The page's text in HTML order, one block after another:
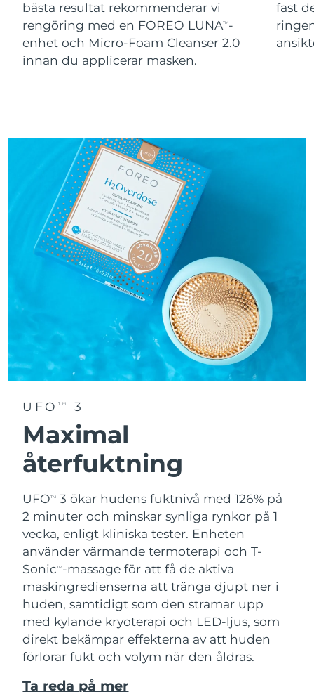
bästa resultat rekommenderar vi
rengöring med en FOREO LUNATM-
enhet och Micro-Foam Cleanser 2.0
innan du applicerar masken.
fast
UFO TM 3
Maximal
återfuktning
UFOTM
3 ökar hudens fuktnivå med 126% på
2 minuter och minskar synliga rynkor på 1
vecka, enligt kliniska tester. Enheten
använder värmande termoterapi och T-
SonicTM-massage för att få de aktiva
maskingredienserna att tränga djupt ner i
huden, samtidigt som den stramar upp
med kylande kryoterapi och LED-ljus, som
direkt bekämpar effekterna av att huden
förlorar fukt och volym när den åldras.
Ta reda på mer
Turkiet
Förenade
Arabemiraten
Förväntad leverans
USA Förväntad leverans10/08/2026
Uzbekistan Förväntad leverans
Vietnam Förväntad leverans